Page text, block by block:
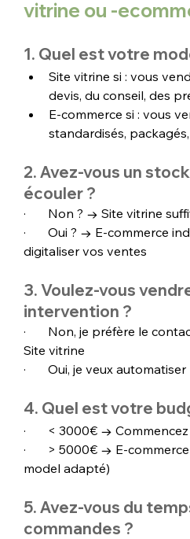
vitrine ou -
1. Quel est votre
Site vitrine si : vous
devis, du conseil, des
E-commerce si : vous
standardisés,
2. Avez-vous un
écouler ?
·       Non ? → Site vitrine
·       Oui ? → E-commerce
digitaliser vos ventes
3. Voulez-vous
intervention ?
·       Non, je préfère le
Site vitrine
·       Oui, je veux
4. Quel est votre
·       < 3000€ →
·       > 5000€ → E-
model adapté)
5. Avez-vous du
commandes ?